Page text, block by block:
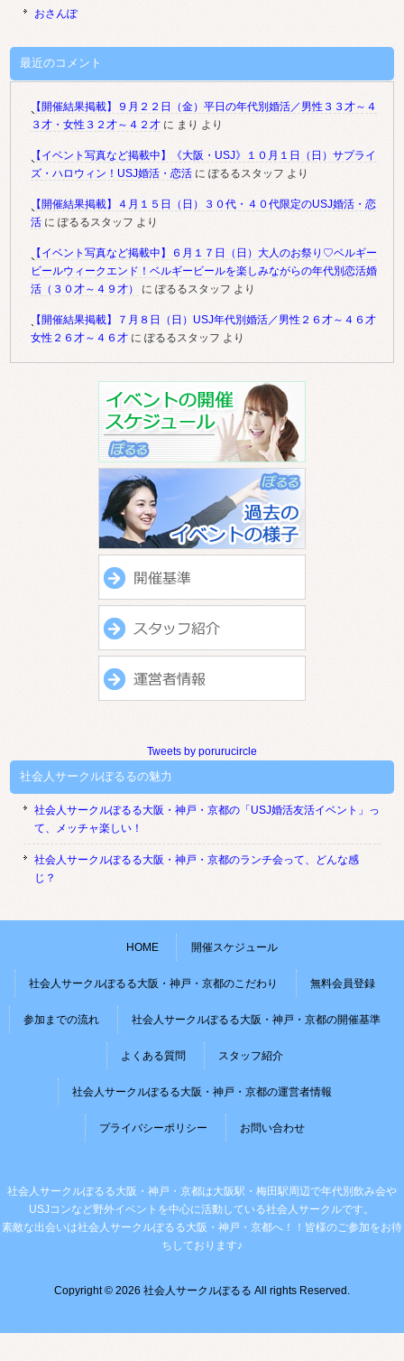
おさんぽ
最近のコメント
【開催結果掲載】９月２２日（金）平日の年代別婚活／男性３３才～４
３才・女性３２才～４２才 に まり より
【イベント写真など掲載中】《大阪・USJ》１０月１日（日）サプライ
ズ・ハロウィン！USJ婚活・恋活 にぽるるスタッフ より
【開催結果掲載】４月１５日（日）３０代・４０代限定のUSJ婚活・恋
活 にぽるるスタッフ より
【イベント写真など掲載中】６月１７日（日）大人のお祭り♡ベルギー
ビールウィークエンド！ベルギービールを楽しみながらの年代別恋活婚
活（３０才～４９才）
にぽるるスタッフ より
【開催結果掲載】７月８日（日）USJ年代別婚活／男性２６才～４６才
女性２６才～４６才 にぽるるスタッフ より
Tweets by porurucircle
社会人サークルぽるるの魅力
社会人サークルぽるる大阪・神戸・京都の「USJ婚活友活イベント」っ
て、メッチャ楽しい！
社会人サークルぽるる大阪・神戸・京都のランチ会って、どんな感
じ？
HOME 開催スケジュール
社会人サークルぽるる大阪・神戸・京都のこだわり 無料会員登録
参加までの流れ 社会人サークルぽるる大阪・神戸・京都の開催基準
よくある質問 スタッフ紹介
社会人サークルぽるる大阪・神戸・京都の運営者情報
プライバシーポリシー お問い合わせ
社会人サークルぽるる大阪・神戸・京都は大阪駅・梅田駅周辺で年代別飲み会や
USJコンなど野外イベントを中心に活動している社会人サークルです。
素敵な出会いは社会人サークルぽるる大阪・神戸・京都へ！！皆様のご参加をお待
ちしております♪
Copyright © 2026 社会人サークルぽるる All rights Reserved.